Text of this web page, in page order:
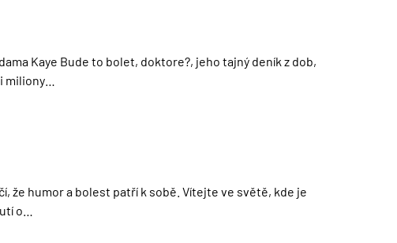
Kaye Bude to bolet, doktore?, jeho tajný deník z dob,
miliony…
že humor a bolest patří k sobě. Vítejte ve světě, kde je
o…